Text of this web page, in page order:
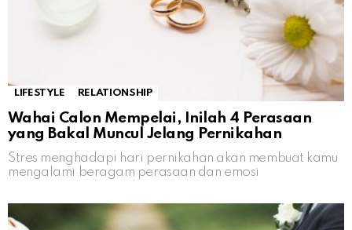
LIFESTYLE RELATIONSHIP
Wahai Calon Mempelai, Inilah 4 Perasaan
yang Bakal Muncul Jelang Pernikahan
Stres menghadapi hari pernikahan akan membuat kamu
mengalami beragam perasaan dan emosi